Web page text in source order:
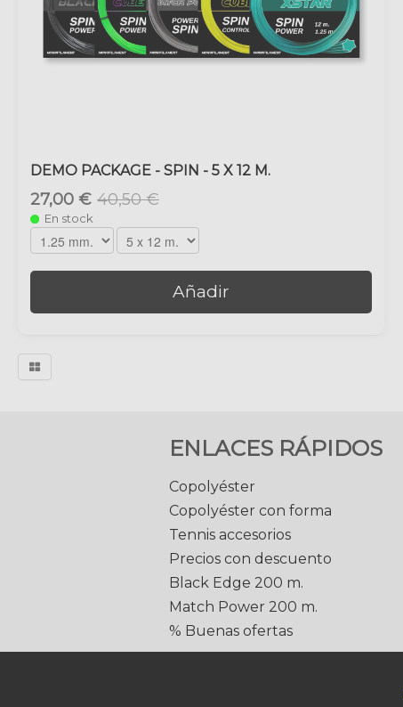
DEMO PACKAGE - SPIN - 5 X 12 M.
27,00 € 40,50 €
En stock
Añadir
ENLACES RÁPIDOS
Copolyéster
Copolyéster con forma
Tennis accesorios
Precios con descuento
Black Edge 200 m.
Match Power 200 m.
% Buenas ofertas